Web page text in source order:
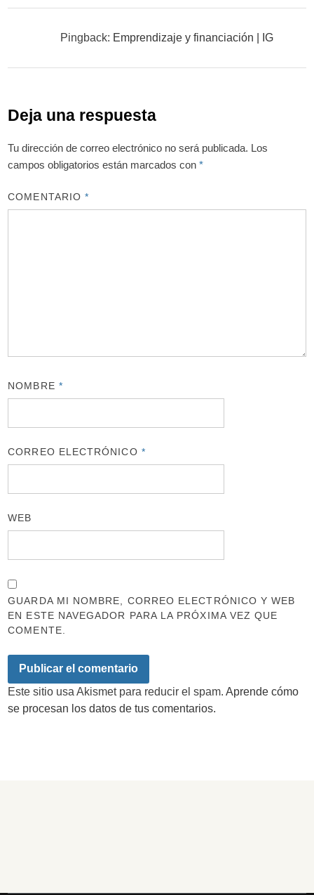
Pingback: Emprendizaje y financiación | IG
Deja una respuesta
Tu dirección de correo electrónico no será publicada. Los
campos obligatorios están marcados con*
COMENTARIO*
NOMBRE *
CORREO ELECTRÓNICO *
WEB
GUARDA MI NOMBRE, CORREO ELECTRÓNICO Y WEB
EN ESTE NAVEGADOR PARA LA PRÓXIMA VEZ QUE
COMENTE.
Este sitio usa Akismet para reducir el spam.Aprende cómo
se procesan los datos de tus comentarios.